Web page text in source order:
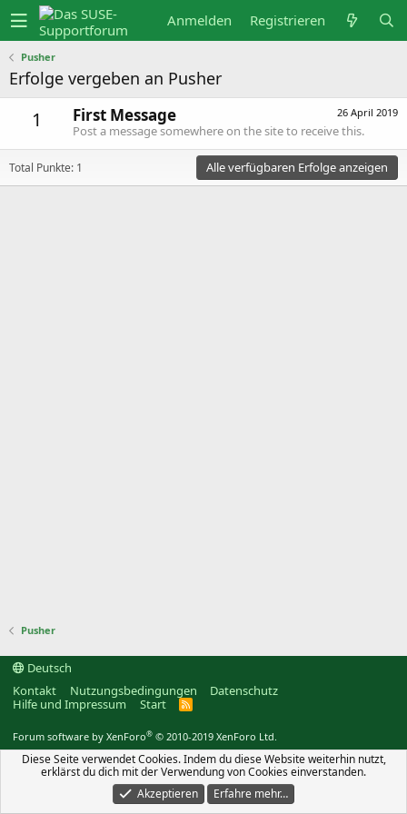
Anmelden Registrieren
Pusher
Erfolge vergeben an Pusher
1 26 April 2019
First Message
Post a message somewhere on the site to receive this.
Total Punkte: 1 Alle verfügbaren Erfolge anzeigen
Pusher
Deutsch
Kontakt
Nutzungsbedingungen
Datenschutz
Hilfe und Impressum
Start
R
Forum software by XenForo® © 2010-2019 XenForo Ltd.
Diese Seite verwendet Cookies. Indem du diese Website weiterhin nutzt,
erklärst du dich mit der Verwendung von Cookies einverstanden.
Akzeptieren
Erfahre mehr…